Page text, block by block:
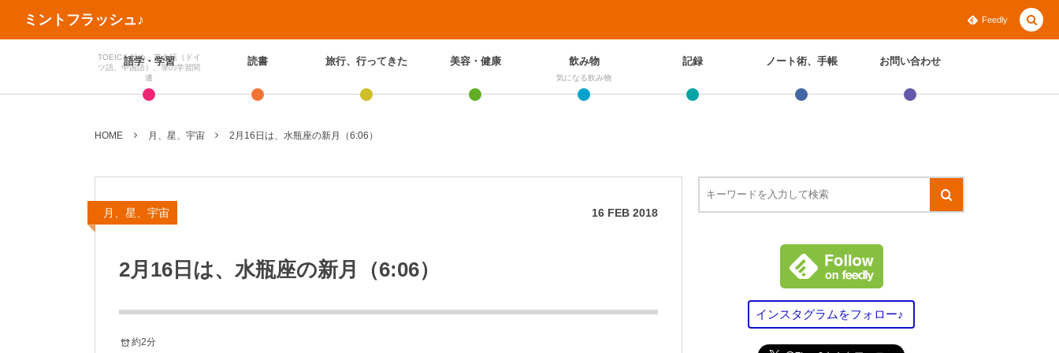
ミントフラッシュ♪ Feedly
語学・学習
TOEICを始め、英会話（ドイ
ツ語、中国語）、等の学習関
連
読書 旅行、行ってきた 美容・健康 飲み物
気になる飲み物
記録 ノート術、手帳 お問い合わせ
HOME 月、星、宇宙 2月16日は、水瓶座の新月（6:06）
月、星、宇宙 16 FEB 2018
2月16日は、水瓶座の新月（6:06）
約2分
インスタグラムをフォロー♪